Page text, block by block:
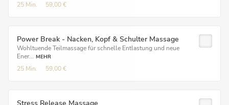
25 Min. 59,00 €
Power Break - Nacken, Kopf & Schulter Massage
Wohltuende Teilmassage für schnelle Entlastung und neue
Ener... MEHR
25 Min. 59,00 €